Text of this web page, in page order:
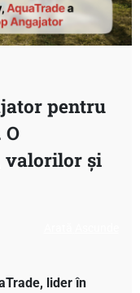
pentru
valorilor și
lider în